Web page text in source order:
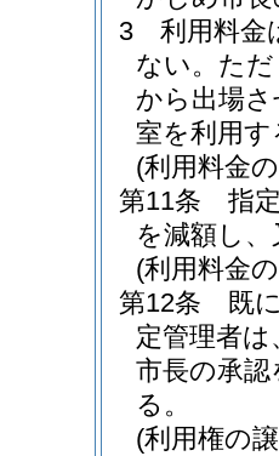
3
利用料金
ない。 た
から出場
室を利用
(利用料金
第11条
指
を減額し
(利用料金
第12条
既
定管理者
市長の承
る。
(利用権の